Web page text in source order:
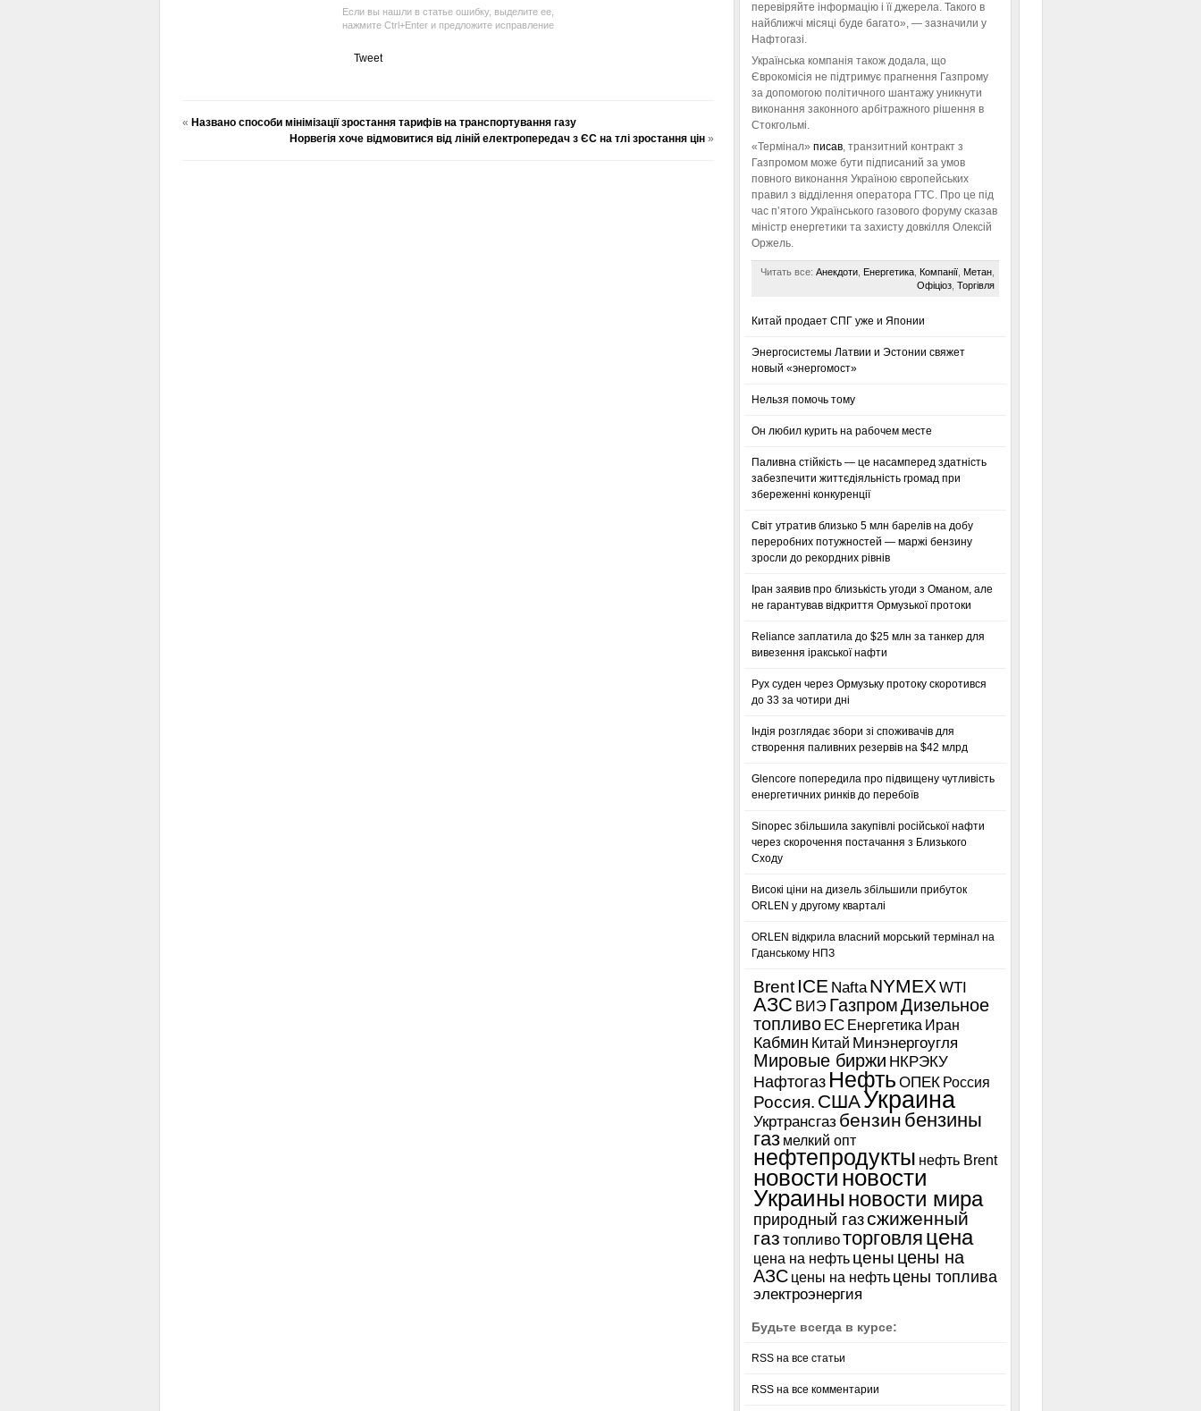
Если вы нашли в статье ошибку, выделите ее,
нажмите Ctrl+Enter и предложите исправление
Tweet
« Названо способи мінімізації зростання тарифів на транспортування газу
Норвегія хоче відмовитися від ліній електропередач з ЄС на тлі зростання цін»
перевіряйте інформацію і її джерела. Такого в
найближчі місяці буде багато», — зазначили у
Нафтогазі.
Українська компанія також додала, що
Єврокомісія не підтримує прагнення Газпрому
за допомогою політичного шантажу уникнути
виконання законного арбітражного рішення в
Стокгольмі.
«Термінал» писав, транзитний контракт з
Газпромом може бути підписаний за умов
повного виконання Україною європейських
правил з відділення оператора ГТС. Про це під
час п’ятого Українського газового форуму сказав
міністр енергетики та захисту довкілля Олексій
Оржель.
Читать все: Анекдоти, Енергетика, Компанії, Метан,
Офіціоз, Торгівля
Китай продает СПГ уже и Японии
Энергосистемы Латвии и Эстонии свяжет
новый «энергомост»
Нельзя помочь тому
Он любил курить на рабочем месте
Паливна стійкість — це насамперед здатність
забезпечити життєдіяльність громад при
збереженні конкуренції
Світ утратив близько 5 млн барелів на добу
переробних потужностей — маржі бензину
зросли до рекордних рівнів
Іран заявив про близькість угоди з Оманом, але
не гарантував відкриття Ормузької протоки
Reliance заплатила до $25 млн за танкер для
вивезення іракської нафти
Рух суден через Ормузьку протоку скоротився
до 33 за чотири дні
Індія розглядає збори зі споживачів для
створення паливних резервів на $42 млрд
Glencore попередила про підвищену чутливість
енергетичних ринків до перебоїв
Sinopec збільшила закупівлі російської нафти
через скорочення постачання з Близького
Сходу
Високі ціни на дизель збільшили прибуток
ORLEN у другому кварталі
ORLEN відкрила власний морський термінал на
Гданському НПЗ
Brent ICE Nafta NYMEXWTI
АЗС ВИЭ ГазпромДизельное
топливо ЕС Енергетика Иран
Кабмин Китай Минэнергоугля
Мировые биржи НКРЭКУ
Нафтогаз Нефть ОПЕК Россия
Россия. СШАУкраина
Укртрансгаз бензин бензины
газ мелкий опт
нефтепродукты нефть Brent
новости новости
Украины новости мира
природный газсжиженный
газ топливоторговля цена
цена на нефть цены цены на
АЗС цены на нефть цены топлива
электроэнергия
Будьте всегда в курсе:
RSS на все статьи
RSS на все комментарии